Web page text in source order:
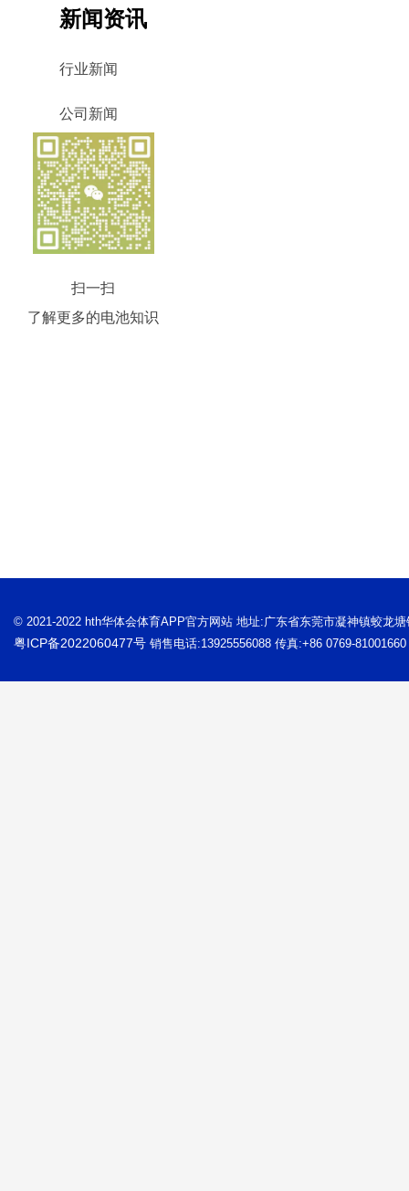
新闻资讯
行业新闻
公司新闻
扫一扫
了解更多的电池知识
© 2021-2022 hth华体会体育APP官方网站 地址:广东省东莞市凝神镇蛟龙
粤ICP备2022060477号 销售电话:13925556088 传真:+86 0769-81001660